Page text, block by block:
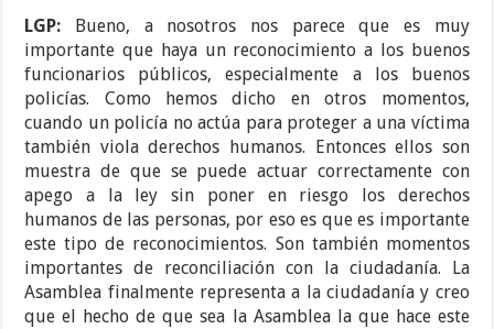
LGP:
Bueno, a nosotros nos parece que es muy
importante que haya un reconocimiento a los buenos
funcionarios públicos, especialmente a los buenos
policías. Como hemos dicho en otros momentos,
cuando un policía no actúa para proteger a una víctima
también viola derechos humanos. Entonces ellos son
muestra de que se puede actuar correctamente con
apego a la ley sin poner en riesgo los derechos
humanos de las personas, por eso es que es importante
este tipo de reconocimientos. Son también momentos
importantes de reconciliación con la ciudadanía. La
Asamblea finalmente representa a la ciudadanía y creo
que el hecho de que sea la Asamblea la que hace este